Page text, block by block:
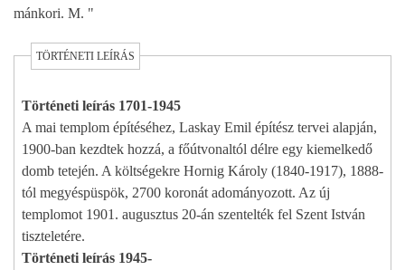
mánkori. M. "
TÖRTÉNETI LEÍRÁS
Történeti leírás 1701-1945
A mai templom építéséhez, Laskay Emil építész tervei alapján,
1900-ban kezdtek hozzá, a főútvonaltól délre egy kiemelkedő
domb tetején. A költségekre Hornig Károly (1840-1917), 1888-
tól megyéspüspök, 2700 koronát adományozott. Az új
templomot 1901. augusztus 20-án szentelték fel Szent István
tiszteletére.
Történeti leírás 1945-